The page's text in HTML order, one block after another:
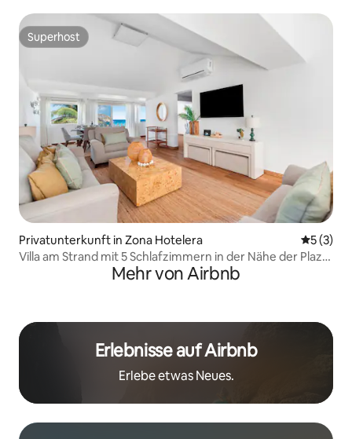
Superhost
Superhost
Privatunterkunft in Zona Hotelera
5 (3)
Villa am Strand mit 5 Schlafzimmern in der Nähe der Plaza
Mehr von Airbnb
Erlebnisse auf Airbnb
Erlebe etwas Neues.